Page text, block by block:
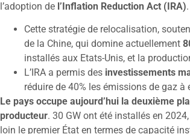
l’adoption de l’Inflation Reduction Act (IRA).
Cette stratégie de relocalisation,
de la Chine, qui domine actuellement
installés aux Etats-Unis, et la
L’IRA a permis des investissements
réduire de 40% les émissions de gaz à
Le pays occupe aujourd’hui la deuxième
producteur. 30 GW ont été installés en
loin le premier État en termes de capacité